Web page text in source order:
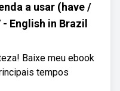
a usar (have /
English in Brazil
Baixe meu ebook
tempos